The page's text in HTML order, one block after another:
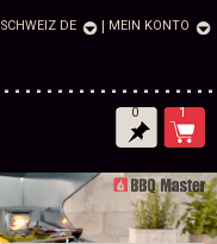
SCHWEIZ DE MEIN KONTO
0 1